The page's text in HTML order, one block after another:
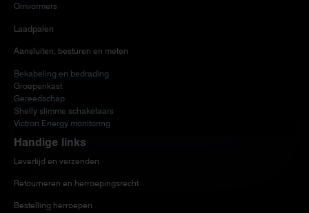
Omvormers
Laadpalen
Aansluiten, besturen en meten
Bekabeling en bedrading
Groepenkast
Gereedschap
Shelly slimme schakelaars
Victron Energy monitoring
Handige links
Levertijd en verzenden
Retourneren en herroepingsrecht
Bestelling herroepen